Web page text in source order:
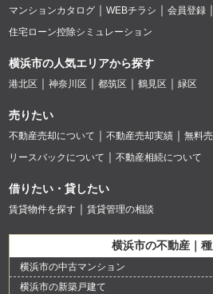
マンションカタログ
WEBチラシ 会員登録
住宅ローン控除シミュレーション
横浜市の人気エリアから探す
港北区 神奈川区 都筑区 鶴見区 緑区
売りたい
不動産売却について 不動産売却実績
無料
リースバックについて
不動産相続について
借りたい・貸したい
賃貸物件を探す 賃貸管理の相談
横浜市の不動産｜
横浜市の中古マンション
横浜市の新築戸建て